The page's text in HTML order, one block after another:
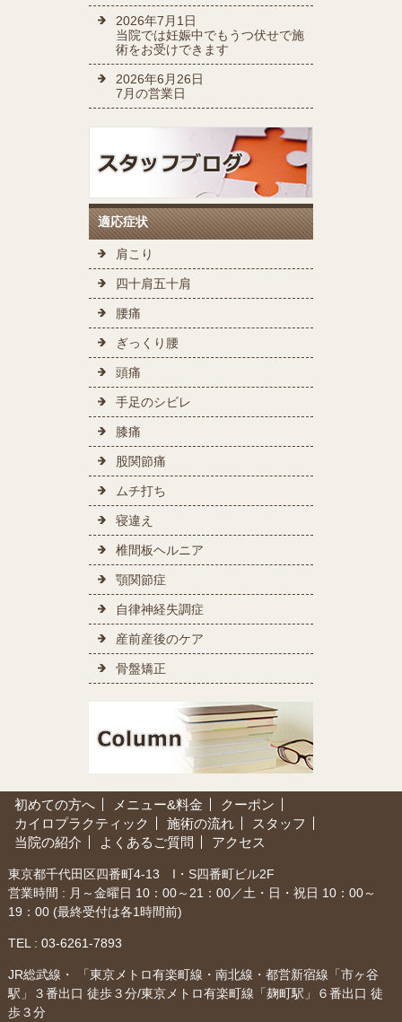
2026年7月1日
当院では妊娠中でもうつ伏せで施
術をお受けできます
2026年6月26日
7月の営業日
適応症状
肩こり
四十肩五十肩
腰痛
ぎっくり腰
頭痛
手足のシビレ
膝痛
股関節痛
ムチ打ち
寝違え
椎間板ヘルニア
顎関節症
自律神経失調症
産前産後のケア
骨盤矯正
初めての方へ メニュー&料金
クーポン
カイロプラクティック
施術の流れ
スタッフ
当院の紹介
よくあるご質問 アクセス
東京都千代田区四番町4-13 I・S四番町ビル2F
営業時間 : 月～金曜日 10：00～21：00／土・日・祝日 10：00～
19：00 (最終受付は各1時間前)
TEL : 03-6261-7893
JR総武線・ 「東京メトロ有楽町線・南北線・都営新宿線「市ヶ谷
駅」３番出口 徒歩３分/東京メトロ有楽町線「麹町駅」６番出口 徒
歩３分